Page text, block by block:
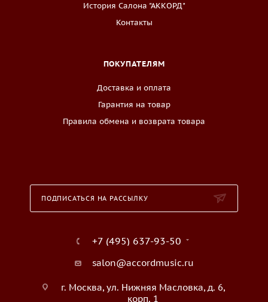
История Салона "АККОРД"
Контакты
ПОКУПАТЕЛЯМ
Доставка и оплата
Гарантия на товар
Правила обмена и возврата товара
ПОДПИСАТЬСЯ НА РАССЫЛКУ
+7 (495) 637-93-50
salon@accordmusic.ru
г. Москва, ул. Нижняя Масловка, д. 6,
корп. 1